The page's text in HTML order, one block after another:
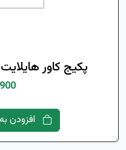
پکیج کاور